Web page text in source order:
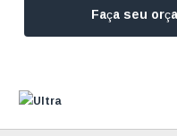
Faça seu